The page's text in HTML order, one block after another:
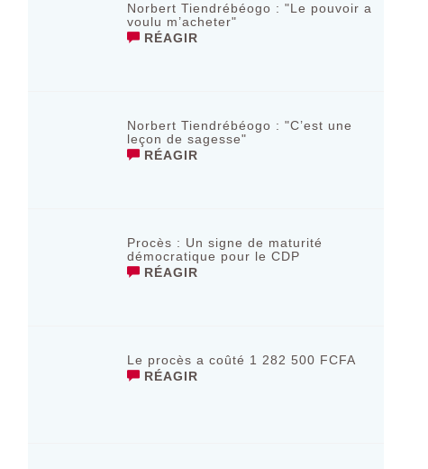
Norbert Tiendrébéogo : "Le pouvoir a
voulu m’acheter"
RÉAGIR
Norbert Tiendrébéogo : "C’est une
leçon de sagesse"
RÉAGIR
Procès : Un signe de maturité
démocratique pour le CDP
RÉAGIR
Le procès a coûté 1 282 500 FCFA
RÉAGIR